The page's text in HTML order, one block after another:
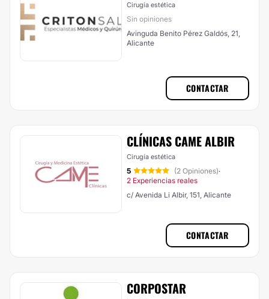
Cirugía estética
Sin opiniones
Avinguda Benito Pérez Galdós, 21,
Alicante
CONTACTAR
CLÍNICAS CAME ALBIR
Cirugía estética
5 (2 Opiniones)·
2 Experiencias reales
c/ Avenida Li Albir, 151, Alicante
CONTACTAR
CORPOSTAR